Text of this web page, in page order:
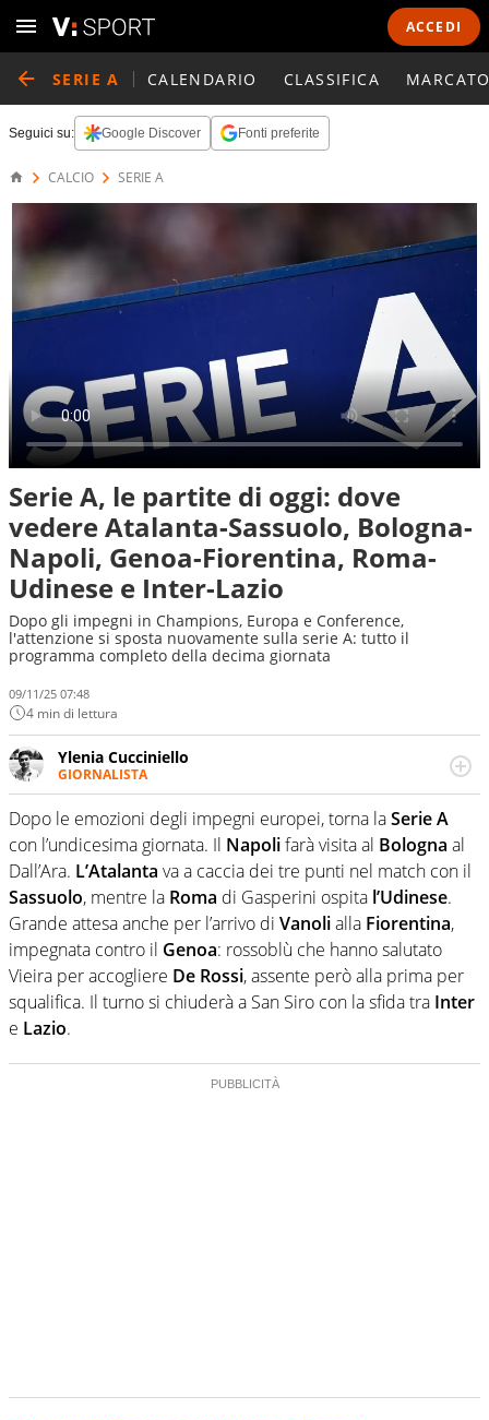
ACCEDI
SERIE A CALENDARIO CLASSIFICA
Seguici su: Google Discover Fonti preferite
CALCIO SERIE A
Serie A, le partite di oggi: dove
vedere Atalanta-Sassuolo, Bologna-
Napoli, Genoa-Fiorentina, Roma-
Udinese e Inter-Lazio
Dopo gli impegni in Champions, Europa e Conference,
l'attenzione si sposta nuovamente sulla serie A: tutto il
programma completo della decima giornata
09/11/25 07:48
4 min di lettura
Ylenia Cucciniello
GIORNALISTA
Appassionatissima di tutto lo sport: scrive di calcio
giocato ma non rinuncia allo sguardo sull'extra campo,
dove spesso si trovano risposte che il rettangolo verde
non riesce a restituire
Dopo le emozioni degli impegni europei, torna laSerie A
con l’undicesima giornata. Il Napolifarà visita al Bologna al
Dall’Ara. L’Atalanta va a caccia dei tre punti nel match con il
Sassuolo, mentre la Roma di Gasperini ospita l’Udinese.
Grande attesa anche per l’arrivo di Vanolialla Fiorentina,
impegnata contro il Genoa: rossoblù che hanno salutato
Vieira per accogliere De Rossi, assente però alla prima per
squalifica. Il turno si chiuderà a San Siro con la sfida tra Inter
e Lazio.